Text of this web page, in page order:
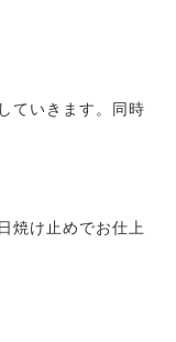
ていきます。同時
焼け止めでお仕上